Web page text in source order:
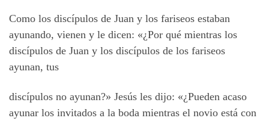
Como los discípulos de Juan y los fariseos estaban
ayunando, vienen y le dicen: «¿Por qué mientras los
discípulos de Juan y los discípulos de los fariseos
ayunan, tus
discípulos no ayunan?» Jesús les dijo: «¿Pueden acaso
ayunar los invitados a la boda mientras el novio está con